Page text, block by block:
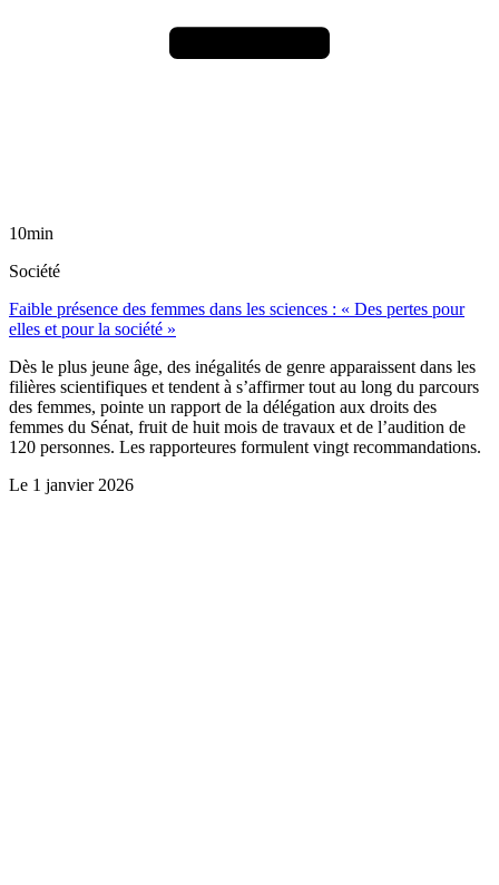
10min
Société
Faible présence des femmes dans les sciences : « Des pertes pour
elles et pour la société »
Dès le plus jeune âge, des inégalités de genre apparaissent dans les
filières scientifiques et tendent à s’affirmer tout au long du parcours
des femmes, pointe un rapport de la délégation aux droits des
femmes du Sénat, fruit de huit mois de travaux et de l’audition de
120 personnes. Les rapporteures formulent vingt recommandations.
Le 1 janvier 2026